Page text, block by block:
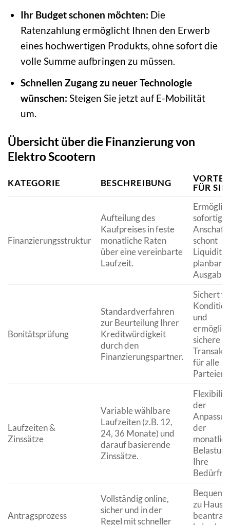
Ihr Budget schonen möchten: Die
Ratenzahlung ermöglicht Ihnen den Erwerb
eines hochwertigen Produkts, ohne sofort die
volle Summe aufbringen zu müssen.
Schnellen Zugang zu neuer Technologie
wünschen: Steigen Sie jetzt auf E-Mobilität
um.
Übersicht über die Finanzierung von
Elektro Scootern
KATEGORIE BESCHREIBUNG
FÜR SIE
Finanzierungsstruktur
Aufteilung des
Kaufpreises in feste
monatliche Raten
über eine vereinbarte
Laufzeit.
sofortige
schont
planbare
Bonitätsprüfung
Standardverfahren
zur Beurteilung Ihrer
Kreditwürdigkeit
durch den
Finanzierungspartner.
Sichert
und
sichere
für alle
Parteien.
Laufzeiten &
Zinssätze
Variable wählbare
Laufzeiten (z.B. 12,
24, 36 Monate) und
darauf basierende
Zinssätze.
der
der
Ihre
Antragsprozess
Vollständig online,
sicher und in der
Regel mit schneller
Bequem
zu Hause